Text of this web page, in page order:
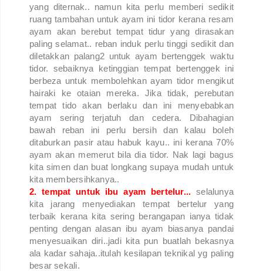
yang diternak.. namun kita perlu memberi sedikit
ruang tambahan untuk ayam ini tidor kerana resam
ayam akan berebut tempat tidur yang dirasakan
paling selamat.. reban induk perlu tinggi sedikit dan
diletakkan palang2 untuk ayam bertenggek waktu
tidor. sebaiknya ketinggian tempat bertenggek ini
berbeza untuk membolehkan ayam tidor mengikut
hairaki ke otaian mereka. Jika tidak, perebutan
tempat tido akan berlaku dan ini menyebabkan
ayam sering terjatuh dan cedera. Dibahagian
bawah reban ini perlu bersih dan kalau boleh
ditaburkan pasir atau habuk kayu.. ini kerana 70%
ayam akan memerut bila dia tidor. Nak lagi bagus
kita simen dan buat longkang supaya mudah untuk
kita membersihkanya..
2. tempat untuk ibu ayam bertelur... selalunya
kita jarang menyediakan tempat bertelur yang
terbaik kerana kita sering berangapan ianya tidak
penting dengan alasan ibu ayam biasanya pandai
menyesuaikan diri..jadi kita pun buatlah bekasnya
ala kadar sahaja..itulah kesilapan teknikal yg paling
besar sekali.